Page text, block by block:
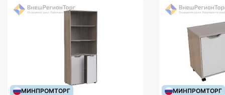
МИНПРОМТОРГ МИНПРОМТОРГ